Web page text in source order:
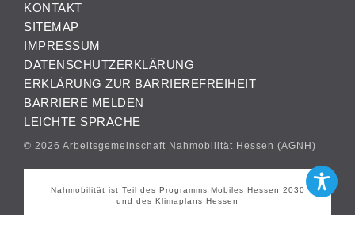
KONTAKT
SITEMAP
IMPRESSUM
DATENSCHUTZERKLÄRUNG
ERKLÄRUNG ZUR BARRIEREFREIHEIT
BARRIERE MELDEN
LEICHTE SPRACHE
© 2026 Arbeitsgemeinschaft Nahmobilität Hessen (AGNH)
Nahmobilität ist Teil des Programms Mobiles Hessen 2030
und des Klimaplans Hessen